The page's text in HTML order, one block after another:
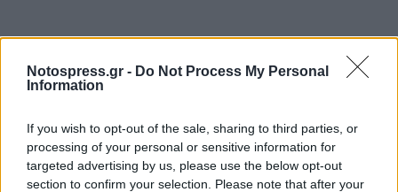
Notospress.gr - Do Not Process My Personal
Information
If you wish to opt-out of the sale, sharing to third parties, or
processing of your personal or sensitive information for
targeted advertising by us, please use the below opt-out
section to confirm your selection. Please note that after your
TAGS: BYS TRIO ΤΖΑΖ ΣΥΝΑΥΛΙΑ
ΠΕΣ
ΠΝΕΥΜΑΤΙΚΗ ΕΣΤΙΑ ΣΠΑΡΤΗΣ
ΝΠΠΠ